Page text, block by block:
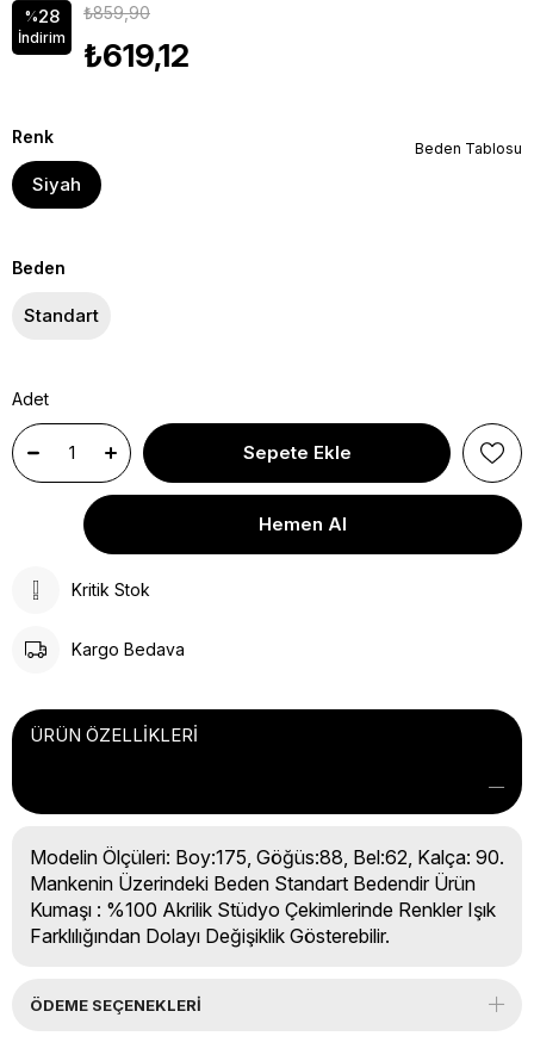
%28
İndirim
₺859,90
₺619,12
Renk
Siyah
Beden
Standart
Beden Tablosu
Adet
Kritik Stok
Kargo Bedava
ÜRÜN ÖZELLIKLERI
Modelin Ölçüleri: Boy:175, Göğüs:88, Bel:62, Kalça: 90.
Mankenin Üzerindeki Beden Standart Bedendir Ürün
Kumaşı : %100 Akrilik Stüdyo Çekimlerinde Renkler Işık
Farklılığından Dolayı Değişiklik Gösterebilir.
ÖDEME SEÇENEKLERI